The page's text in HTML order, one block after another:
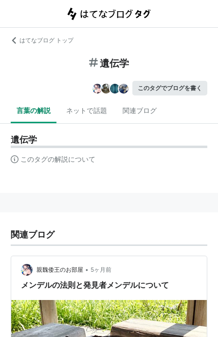
はてなブログ トップ
遺伝学
このタグでブログを書く
言葉の解説 ネットで話題 関連ブログ
遺伝学
このタグの解説について
関連ブログ
親魏倭王のお部屋 • 5ヶ月前
メンデルの法則と発見者メンデルについて